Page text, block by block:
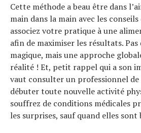
Cette méthode a beau être dans
main dans la main avec les
associez votre pratique à une
afin de maximiser les résultats.
magique, mais une approche
réalité ! Et, petit rappel qui a son
vaut consulter un professionnel de
débuter toute nouvelle activité
souffrez de conditions médicales
les surprises, sauf quand elles sont